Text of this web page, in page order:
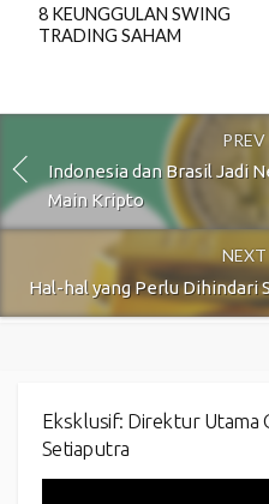
8 KEUNGGULAN SWING
TRADING SAHAM
Indonesia dan Brasil Jadi
Main Kripto
Hal-hal yang Perlu Dihindari
Eksklusif: Direktur Utama
Setiaputra